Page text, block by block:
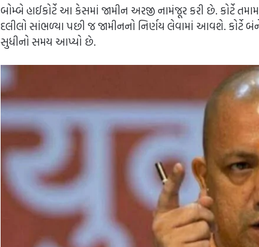
બોમ્બે હાઈકોર્ટે આ કેસમાં જામીન અરજી નામંજૂર કરી છે. કોર્ટે
દલીલો સાંભળ્યા પછી જ જામીનનો નિર્ણય લેવામાં આવશે. કોર્ટે
સુધીનો સમય આપ્યો છે.